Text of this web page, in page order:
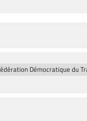
Démocratique du